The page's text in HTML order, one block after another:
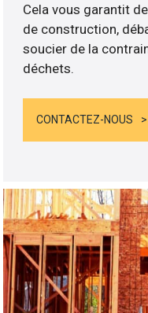
Cela vous garantit
de construction,
soucier de la
déchets.
CONTACTEZ-NOUS